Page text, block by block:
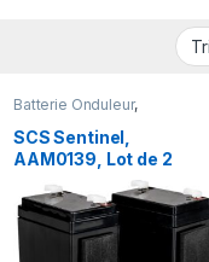
Batterie Onduleur,
DOMOTIQUE,ONDULEURS &
REGULATEURS,Portails
motorisés
SCS Sentinel,
AAM0139, Lot de 2
batteries de secours
2,2 Ah 12/24 V (pour
modèles 2),
BatteryGate 2